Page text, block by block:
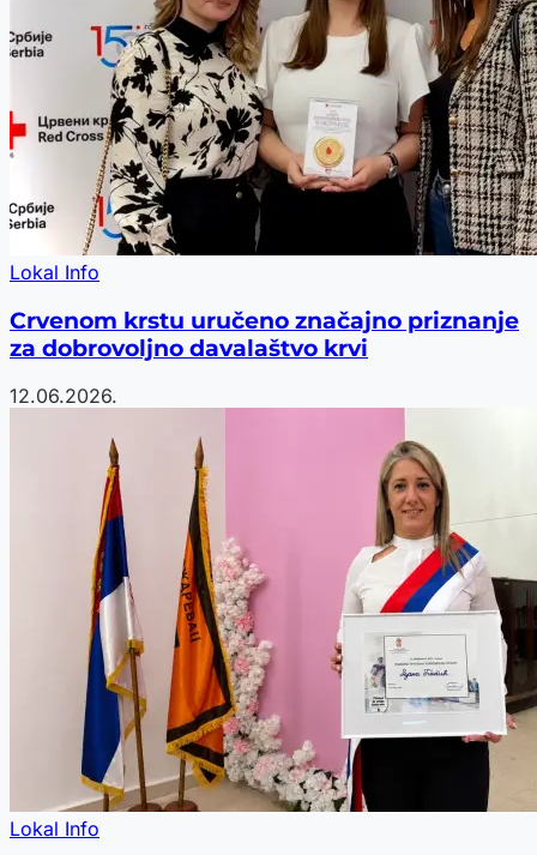
Lokal Info
Crvenom krstu uručeno značajno priznanje
za dobrovoljno davalaštvo krvi
12.06.2026.
Lokal Info